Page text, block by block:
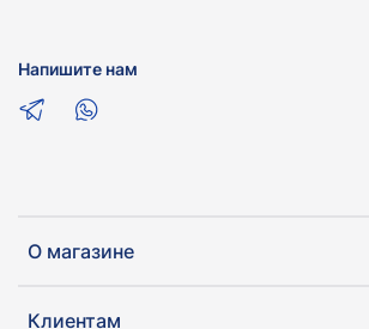
О магазине
Клиентам
Напишите нам